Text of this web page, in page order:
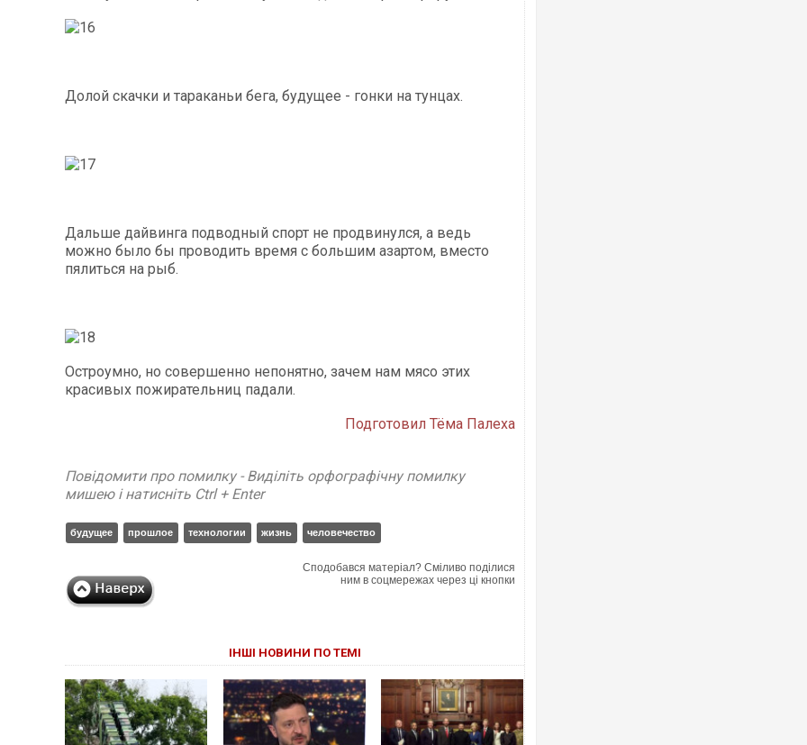
Долой скачки и тараканьи бега, будущее - гонки на тунцах.
Дальше дайвинга подводный спорт не продвинулся, а ведь
можно было бы проводить время с большим азартом, вместо
пялиться на рыб.
Остроумно, но совершенно непонятно, зачем нам мясо этих
красивых пожирательниц падали.
Подготовил Тёма Палеха
Повідомити про помилку - Виділіть орфографічну помилку
мишею і натисніть Ctrl + Enter
будущее прошлое технологии жизнь человечество
Сподобався матеріал? Сміливо поділися
ним в соцмережах через ці кнопки
ІНШІ НОВИНИ ПО ТЕМІ